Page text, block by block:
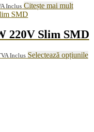
lei.
Inclus Citește mai mult
220V Slim SMD
Inclus Selectează opțiunile